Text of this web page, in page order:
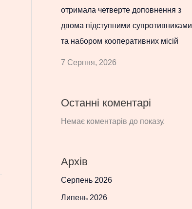
отримала четверте доповнення з
двома підступними супротивниками
та набором кооперативних місій
7 Серпня, 2026
Останні коментарі
Немає коментарів до показу.
Архів
Серпень 2026
Липень 2026